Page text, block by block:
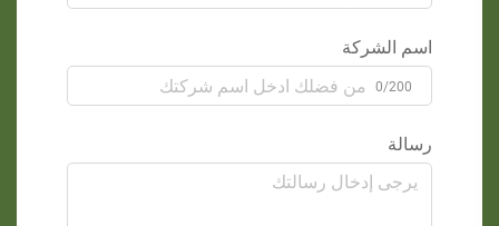
اسم الشركة
0/200
رسالة